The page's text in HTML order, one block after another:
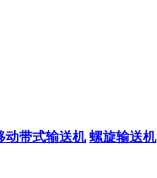
动带式输送机 螺旋输送机